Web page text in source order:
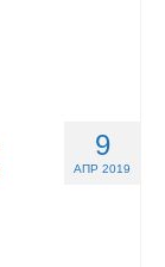
9
АПР 2019